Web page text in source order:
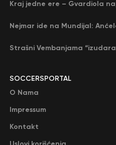
SOCCERSPORTAL
O Nama
Impressum
Kontakt